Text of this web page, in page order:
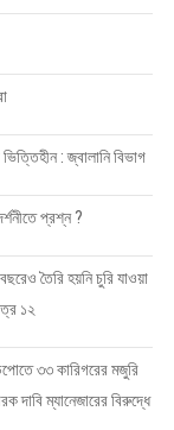
: জ্বালানি বিভাগ
প্রশ্ন ?
তৈরি হয়নি চুরি যাওয়া
১২
৩৩ কারিগরের মজুরি
দাবি ম্যানেজারের বিরুদ্ধে